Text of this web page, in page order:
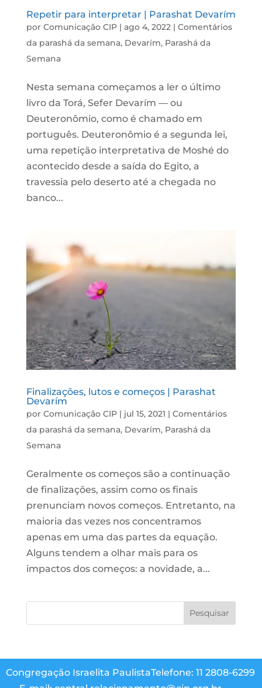
Repetir para interpretar | Parashat Devarím
por Comunicação CIP| ago 4, 2022| Comentários
da parashá da semana, Devarím, Parashá da
Semana
Nesta semana começamos a ler o último
livro da Torá, Sefer Devarím — ou
Deuteronômio, como é chamado em
português. Deuteronômio é a segunda lei,
uma repetição interpretativa de Moshé do
acontecido desde a saída do Egito, a
travessia pelo deserto até a chegada no
banco...
Finalizações, lutos e começos | Parashat
Devarím
por Comunicação CIP| jul 15, 2021 | Comentários
da parashá da semana, Devarím, Parashá da
Semana
Geralmente os começos são a continuação
de finalizações, assim como os finais
prenunciam novos começos. Entretanto, na
maioria das vezes nos concentramos
apenas em uma das partes da equação.
Alguns tendem a olhar mais para os
impactos dos começos: a novidade, a...
Congregação Israelita PaulistaTelefone: 11 2808-6299